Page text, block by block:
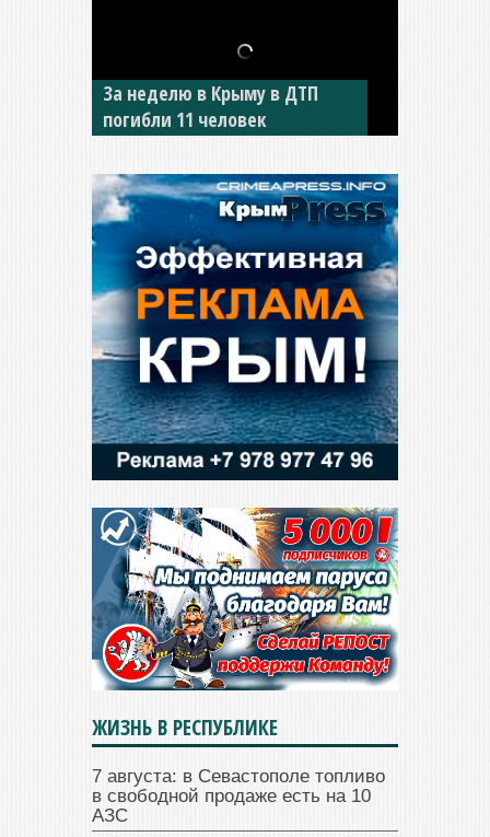
В Джанкое водитель ВАЗа
сбил двух детей на «зебре»
ЖИЗНЬ В РЕСПУБЛИКЕ
7 августа: в Севастополе топливо
в свободной продаже есть на 10
АЗС